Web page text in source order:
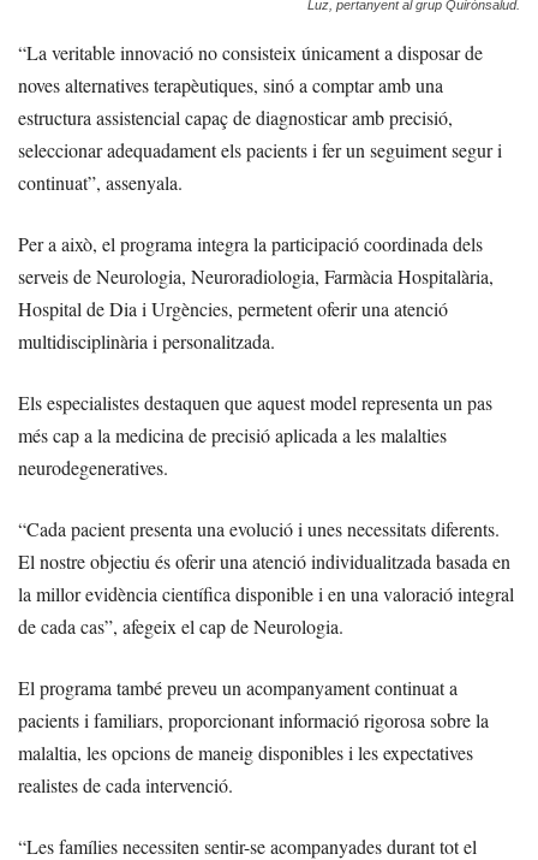
Luz, pertanyent al grup Quirónsalud.
“La veritable innovació no consisteix únicament a disposar de
noves alternatives terapèutiques, sinó a comptar amb una
estructura assistencial capaç de diagnosticar amb precisió,
seleccionar adequadament els pacients i fer un seguiment segur i
continuat”, assenyala.
Per a això, el programa integra la participació coordinada dels
serveis de Neurologia, Neuroradiologia, Farmàcia Hospitalària,
Hospital de Dia i Urgències, permetent oferir una atenció
multidisciplinària i personalitzada.
Els especialistes destaquen que aquest model representa un pas
més cap a la medicina de precisió aplicada a les malalties
neurodegeneratives.
“Cada pacient presenta una evolució i unes necessitats diferents.
El nostre objectiu és oferir una atenció individualitzada basada en
la millor evidència científica disponible i en una valoració integral
de cada cas”, afegeix el cap de Neurologia.
El programa també preveu un acompanyament continuat a
pacients i familiars, proporcionant informació rigorosa sobre la
malaltia, les opcions de maneig disponibles i les expectatives
realistes de cada intervenció.
“Les famílies necessiten sentir-se acompanyades durant tot el